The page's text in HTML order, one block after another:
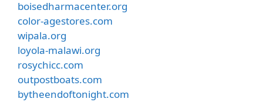
boisedharmacenter.org
color-agestores.com
wipala.org
loyola-malawi.org
rosychicc.com
outpostboats.com
bytheendoftonight.com